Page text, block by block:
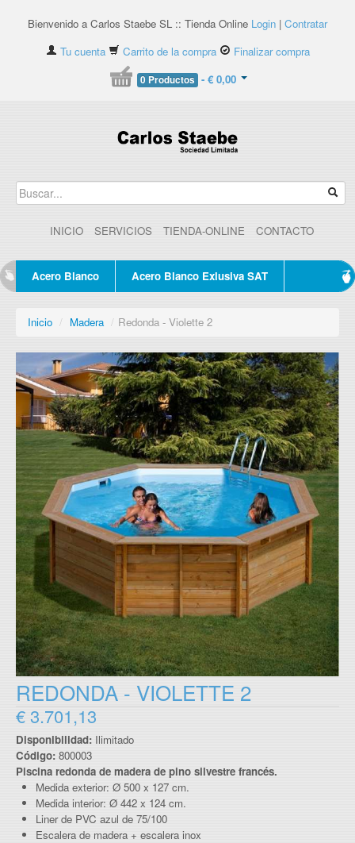
Bienvenido a Carlos Staebe SL :: Tienda Online Login | Contratar
Tu cuenta
Carrito de la compra Finalizar compra
0 Productos - € 0,00
INICIO SERVICIOS TIENDA-ONLINE CONTACTO
Acero Blanco Acero Blanco Exlusiva SAT
Inicio / Madera / Redonda - Violette 2
REDONDA - VIOLETTE 2
€ 3.701,13
Disponibilidad: Ilimitado
Código: 800003
Piscina redonda de madera de pino silvestre francés.
Medida exterior: Ø 500 x 127 cm.
Medida interior: Ø 442 x 124 cm.
Liner de PVC azul de 75/100
Escalera de madera + escalera inox